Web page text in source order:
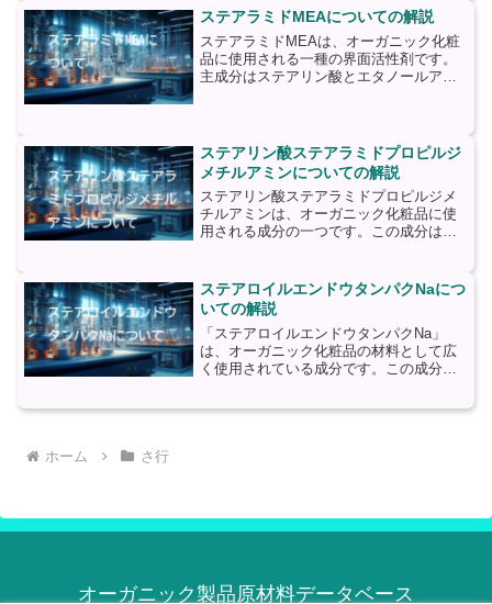
用されます...
ステアラミドMEAについての解説
ステアラミドMEAは、オーガニック化粧
品に使用される一種の界面活性剤です。
主成分はステアリン酸とエタノールアミ
用されます。乳化剤...
ステアリン酸ステアラミドプロピルジ
メチルアミンについての解説
ステアリン酸ステアラミドプロピルジメ
チルアミンは、オーガニック化粧品に使
用される成分の一つです。この成分は、
アリン酸は、植物性の脂肪酸であり、主
にパーム油やヤシ油から抽...
ステアロイルエンドウタンパクNaにつ
いての解説
「ステアロイルエンドウタンパクNa」
は、オーガニック化粧品の材料として広
く使用されている成分です。この成分
ホーム
さ行
オーガニック製品原材料データベース